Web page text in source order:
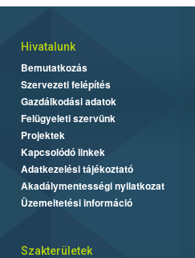
Hivatalunk
Bemutatkozás
Szervezeti felépítés
Gazdálkodási adatok
Felügyeleti szervünk
Projektek
Kapcsolódó linkek
Adatkezelési tájékoztató
Akadálymentességi nyilatkozat
Üzemeltetési információ
Szakterületek